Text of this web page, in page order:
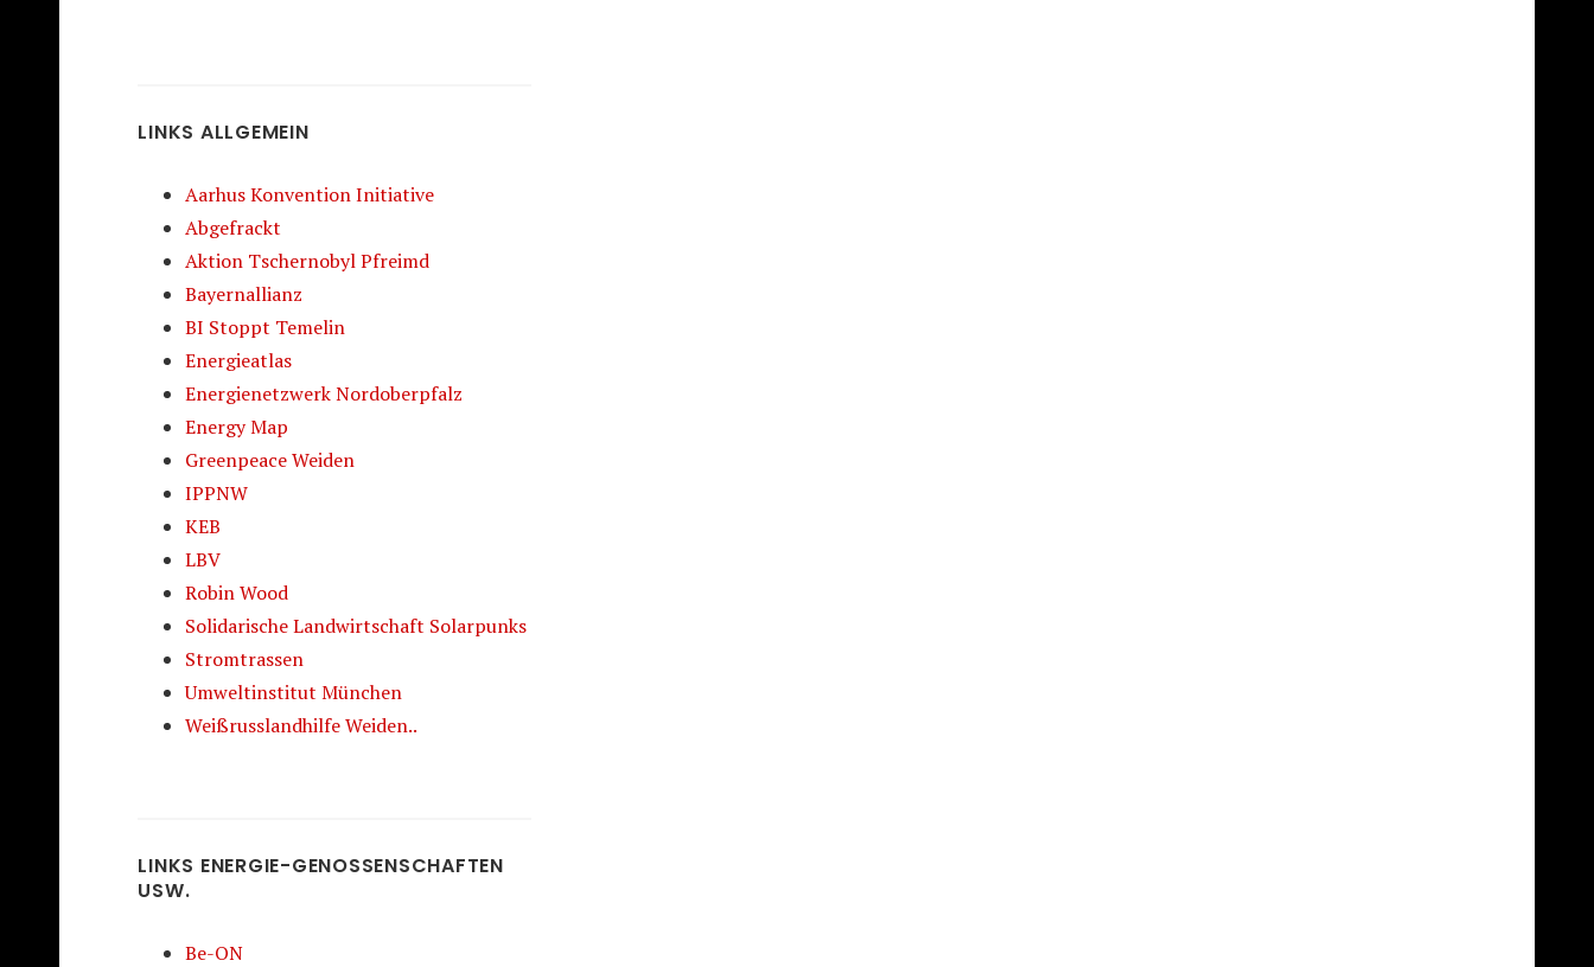
LINKS ALLGEMEIN
Aarhus Konvention Initiative
Abgefrackt
Aktion Tschernobyl Pfreimd
Bayernallianz
BI Stoppt Temelin
Energieatlas
Energienetzwerk Nordoberpfalz
Energy Map
Greenpeace Weiden
IPPNW
KEB
LBV
Robin Wood
Solidarische Landwirtschaft Solarpunks
Stromtrassen
Umweltinstitut München
Weißrusslandhilfe Weiden..
LINKS ENERGIE-GENOSSENSCHAFTEN
USW.
Be-ON